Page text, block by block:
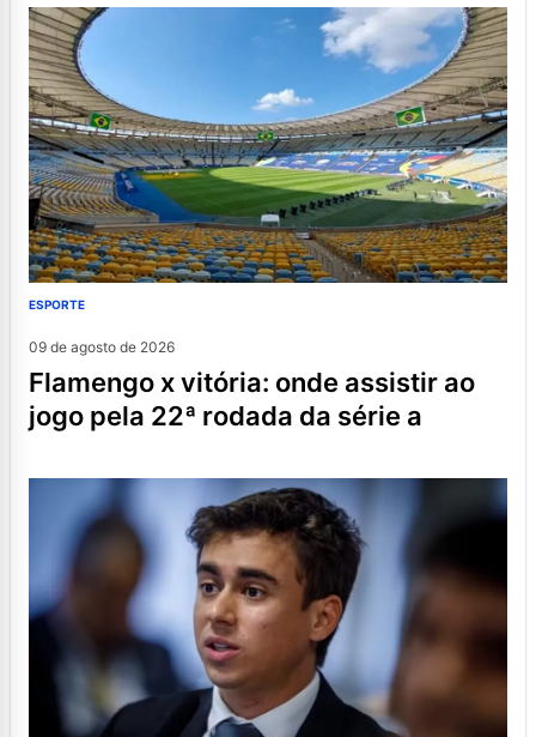
ESPORTE
09 de agosto de 2026
flamengo x vitória: onde assistir ao
jogo pela 22ª rodada da série a